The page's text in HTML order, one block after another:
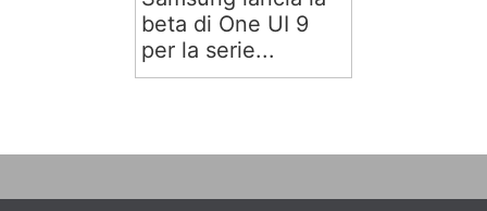
beta di One UI 9
per la serie...